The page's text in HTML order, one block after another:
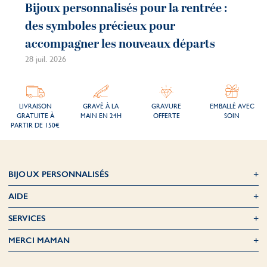
Bijoux personnalisés pour la rentrée :
des symboles précieux pour
accompagner les nouveaux départs
28 juil. 2026
LIVRAISON
GRATUITE À
PARTIR DE 150€
GRAVÉ À LA
MAIN EN 24H
GRAVURE
OFFERTE
EMBALLÉ AVEC
SOIN
BIJOUX PERSONNALISÉS
AIDE
SERVICES
MERCI MAMAN